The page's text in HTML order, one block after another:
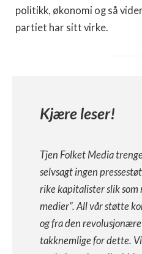
politikk, økonomi og så
partiet har sitt virke.
Kjære leser!
Tjen Folket Media
selvsagt ingen
rike kapitalister slik som
medier”. All vår støtte
og fra den
takknemlige for dette.